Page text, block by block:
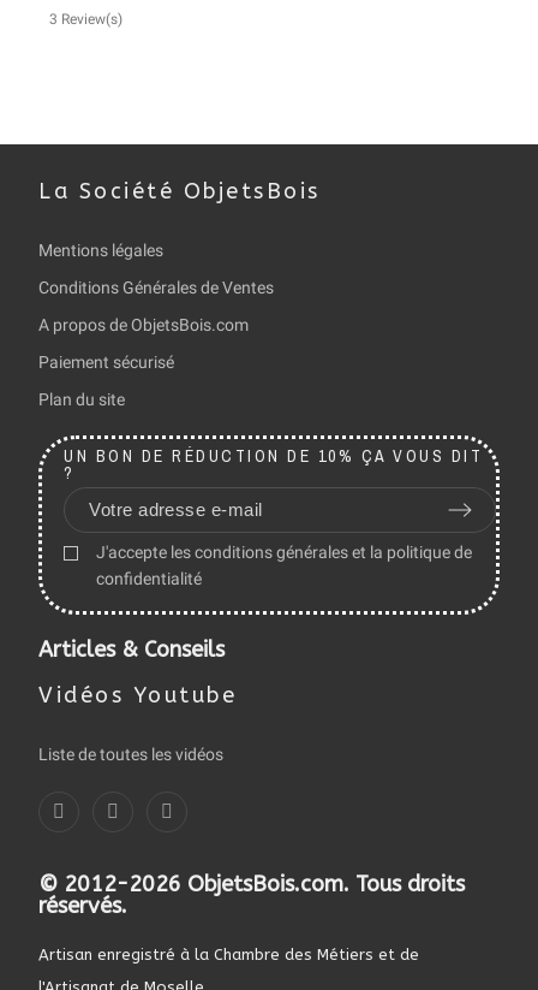
3 Review(s)
La Société ObjetsBois
Mentions légales
Conditions Générales de Ventes
A propos de ObjetsBois.com
Paiement sécurisé
Plan du site
UN BON DE RÉDUCTION DE 10% ÇA VOUS DIT
?
J'accepte les conditions générales et la politique de
confidentialité
Articles & Conseils
Vidéos Youtube
Liste de toutes les vidéos
© 2012-2026 ObjetsBois.com. Tous droits
réservés.
Artisan enregistré à la Chambre des Métiers et de